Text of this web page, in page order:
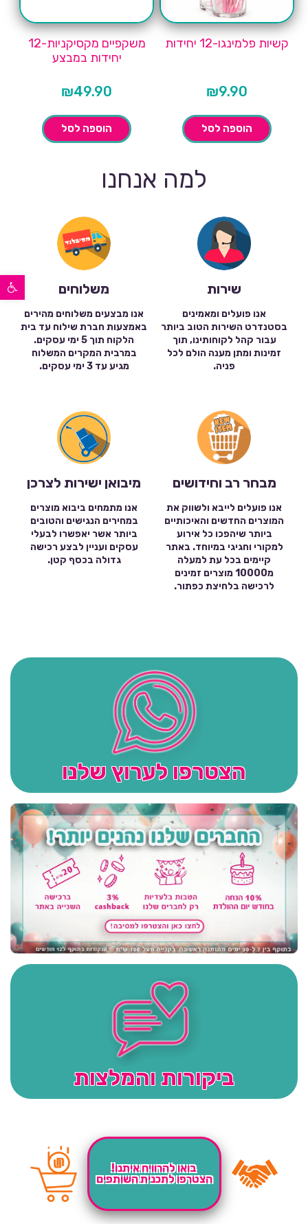
פתח סרגל נגישות
קשיות פלמינגו-12 יחידות
₪9.90
הוספה לסל
משקפיים מקסיקניות-12
יחידות במבצע
₪49.90
הוספה לסל
למה אנחנו
שירות
אנו פועלים ומאמינים
בסטנדרט השירות הטוב ביותר
עבור קהל לקוחותינו, תוך
זמינות ומתן מענה הולם לכל
פניה.
משלוחים
אנו מבצעים משלוחים מהירים
באמצעות חברת שילוח עד בית
הלקוח תוך 5 ימי עסקים.
במרבית המקרים המשלוח
מגיע עד 3 ימי עסקים.
מבחר רב וחידושים
אנו פועלים לייבא ולשווק את
המוצרים החדשים והאיכותיים
ביותר שיהפכו כל אירוע
למקורי וחגיגי במיוחד. באתר
קיימים בכל עת למעלה
מ10000 מוצרים זמינים
לרכישה בלחיצת כפתור.
מיבואן ישירות לצרכן
אנו מתמחים ביבוא מוצרים
במחירים הנגישים והטובים
ביותר אשר יאפשרו לבעלי
עסקים ועניין לבצע רכישה
גדולה בכסף קטן.
הצטרפו לערוץ שלנו
ביקורות והמלצות
בואו להרוויח איתנו!
הצטרפו לתכנית השותפים